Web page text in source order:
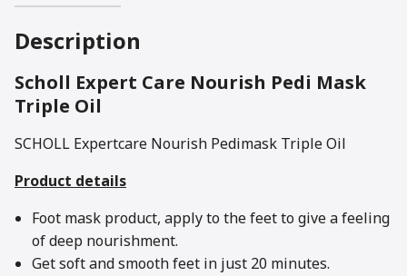
Description
Scholl Expert Care Nourish Pedi Mask
Triple Oil
SCHOLL Expertcare Nourish Pedimask Triple Oil
Product details
Foot mask product, apply to the feet to give a feeling
of deep nourishment.
Get soft and smooth feet in just 20 minutes.